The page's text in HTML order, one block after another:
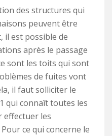
des structures qui
peuvent être
il est possible de
après le passage
sont les toits qui sont
de fuites vont
il faut solliciter le
qui connaît toutes les
effectuer les
ce qui concerne le